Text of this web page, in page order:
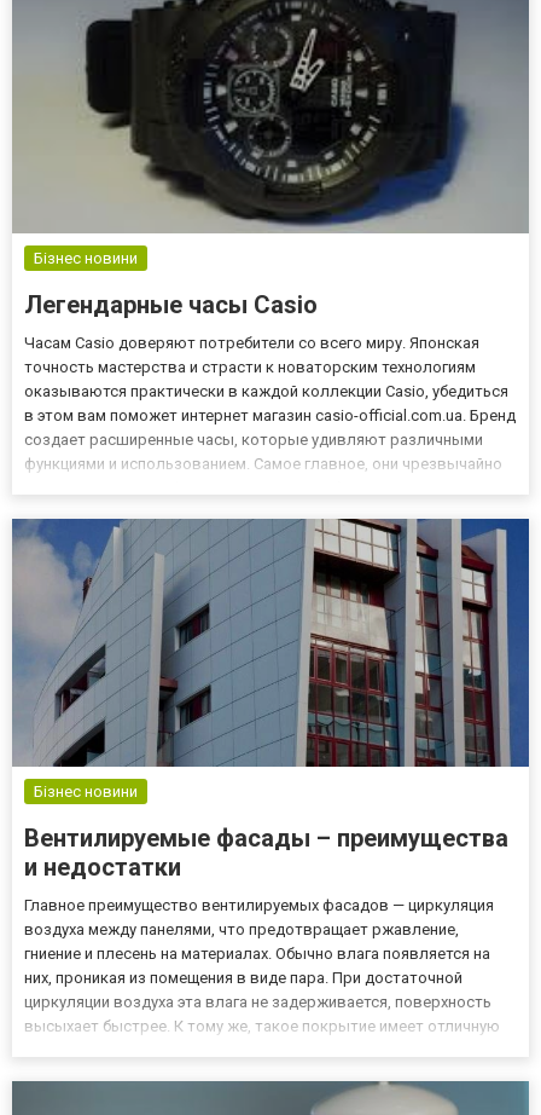
Бізнес новини
Легендарные часы Casio
Часам Casio доверяют потребители со всего миру. Японская
точность мастерства и страсти к новаторским технологиям
оказываются практически в каждой коллекции Casio, убедиться
в этом вам поможет интернет магазин casio-official.com.ua. Бренд
создает расширенные часы, которые удивляют различными
функциями и использованием. Самое главное, они чрезвычайно
Бізнес новини
Вентилируемые фасады – преимущества
и недостатки
Главное преимущество вентилируемых фасадов — циркуляция
воздуха между панелями, что предотвращает ржавление,
гниение и плесень на материалах. Обычно влага появляется на
них, проникая из помещения в виде пара. При достаточной
циркуляции воздуха эта влага не задерживается, поверхность
высыхает быстрее. К тому же, такое покрытие имеет отличную